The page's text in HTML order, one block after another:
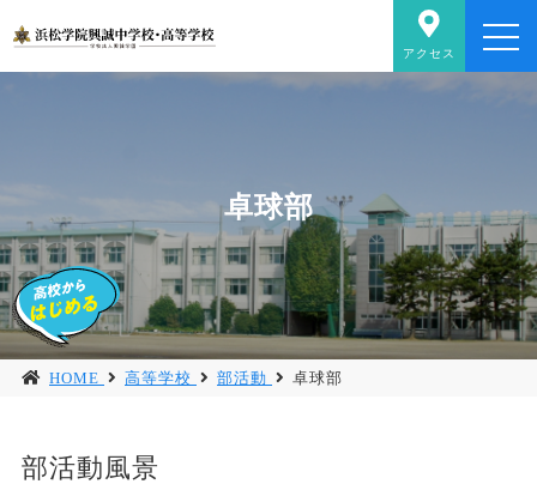
アクセス
卓球部
HOME 高等学校 部活動 卓球部
部活動風景